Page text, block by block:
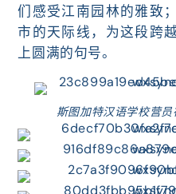
们感受江南园林的雅致
市的天际线，为这段跨
上圆满的句号。
斯图加特汉语学校营